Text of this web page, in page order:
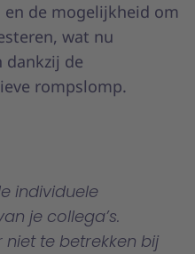
en de mogelijkheid om
wat nu
dankzij de
rompslomp.
individuele
je collega’s.
niet te betrekken bij